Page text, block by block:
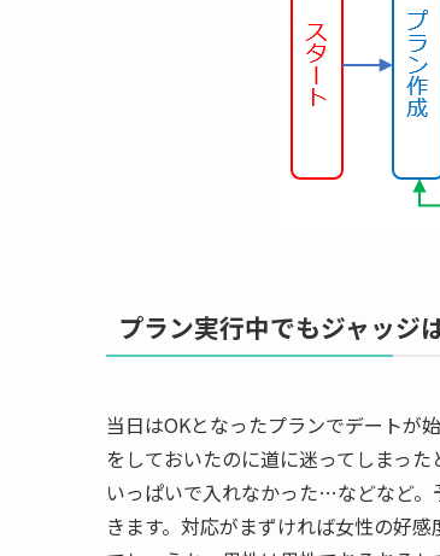
プラン実行中でもジャッジ
当日はOKとなったプランでデートが
をしておいたのに道に迷ってしまっ
いっぱいで入れなかった…などなど
きます。対応がまずければ女性の好